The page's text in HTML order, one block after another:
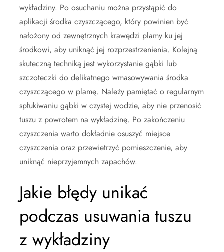
wykładziny. Po osuchaniu można przystąpić do
aplikacji środka czyszczącego, który powinien być
nałożony od zewnętrznych krawędzi plamy ku jej
środkowi, aby uniknąć jej rozprzestrzenienia. Kolejną
skuteczną techniką jest wykorzystanie gąbki lub
szczoteczki do delikatnego wmasowywania środka
czyszczącego w plamę. Należy pamiętać o regularnym
spłukiwaniu gąbki w czystej wodzie, aby nie przenosić
tuszu z powrotem na wykładzinę. Po zakończeniu
czyszczenia warto dokładnie osuszyć miejsce
czyszczenia oraz przewietrzyć pomieszczenie, aby
uniknąć nieprzyjemnych zapachów.
Jakie błędy unikać
podczas usuwania tuszu
z wykładziny